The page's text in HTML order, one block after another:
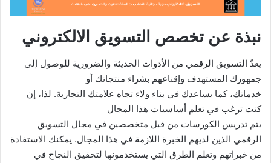
نبذة عن تخصص التسويق الالكتروني
يعدّ التسويق الرقمي من الأدوات الحديثة والضرورية للوصول إلى
جمهورك المستهدف وإقناعهم بشراء منتجاتك أو
خدماتك، كما يساعدك في بناء ولاء تجاه علامتك التجارية. لذا، إن
كنت ترغب في تعلم أساسيات هذا المجال
يتم تدريس الكورسات من قبل متخصصين في مجال التسويق
الرقمي الذين لديهم الخبرة اللازمة في هذا المجال. يمكنك الاستفادة
من خبراتهم وتعلم الطرق التي يستخدمونها لتحقيق النجاح في